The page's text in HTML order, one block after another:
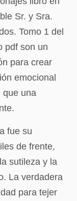
Sr. y Sra.
Tomo 1 del
pdf son un
para crear
emocional
que una
fue su
de frente,
sutileza y la
La verdadera
para tejer